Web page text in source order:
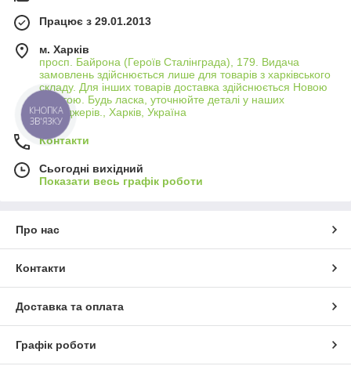
механізмами регулювання та швидкознімними
платформами, що робить процес встановлення та
налаштування обладнання швидким і легким, дозволяючи
вам зосередитися на творчому процесі.
Додаткові Функції
Багато моделей мають додаткові функції, такі як вбудовані
рівні для точного позиціонування, гаки для додаткового
вантажу для збільшення стабільності та гнучкі ніжки для
Працює з 29.01.2013
м. Харків
просп. Байрона (Героїв Сталінграда), 179. Видача
замовлень здійснюється лише для товарів з харківського
складу. Для інших товарів доставка здійснюється Новою
Поштою. Будь ласка, уточнюйте деталі у наших
менеджерів., Харків, Україна
Контакти
Сьогодні вихідний
Показати весь графік роботи
Про нас
Контакти
Доставка та оплата
Графік роботи